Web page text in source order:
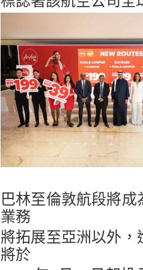
巴林至倫敦航段將
業務
將拓展至亞洲以外
將於